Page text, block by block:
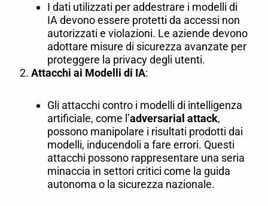
I dati utilizzati per addestrare i modelli di
IA devono essere protetti da accessi non
autorizzati e violazioni. Le aziende devono
adottare misure di sicurezza avanzate per
proteggere la privacy degli utenti.
Attacchi ai Modelli di IA:
Gli attacchi contro i modelli di intelligenza
artificiale, come l’adversarial attack,
possono manipolare i risultati prodotti dai
modelli, inducendoli a fare errori. Questi
attacchi possono rappresentare una seria
minaccia in settori critici come la guida
autonoma o la sicurezza nazionale.